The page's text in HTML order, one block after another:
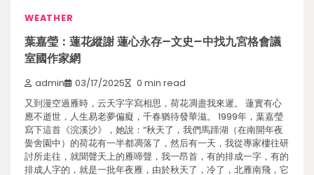
WEATHER
葉嘉瑩：蓮花縱謝 蓮心永存–文史–中找九宮格會議
室國作家網
admin 03/17/2025 0 min read
又到漫空過雁時，云天字字寫相思，荷花凋盡我來遲。 蓮實有心
應不逝世，人生易老夢偏癡，千春猶待發華滋。 1999年，葉嘉瑩
寫下這首《浣溪沙》，她說：“秋天了，我們馬蹄湖（在南開年夜
黌舍園中）的荷花有一半都凋落了，然后有一天，我從專家樓往研
討所走往，就聞聲天上的雁啼聲，我一昂首，有的排成一字，有的
排成人字的，就是一批年夜雁，由於秋天了，冷了，北雁南飛，它